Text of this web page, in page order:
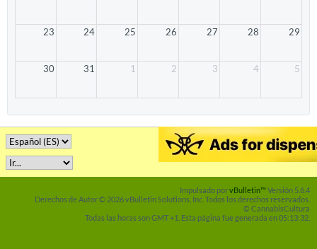
23 24 25 26 27 28 29
30 31 1 2 3 4 5
Impulsado porvBulletin™Versión 5.6.4
Derechos de Autor © 2026 vBulletin Solutions, Inc. Todos los derechos reservados.
© CannabisCultura
Todas las horas son GMT +1. Esta página fue generada en 05:13:32.